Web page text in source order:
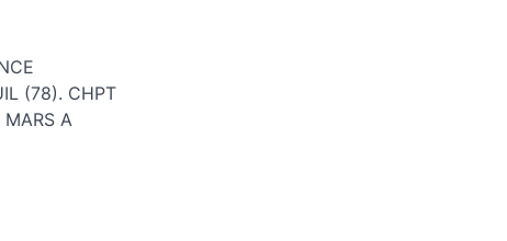
(78). CHPT
A